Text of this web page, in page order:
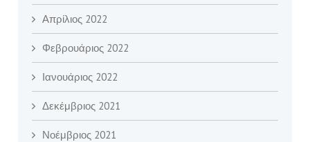
Απρίλιος 2022
Φεβρουάριος 2022
Ιανουάριος 2022
Δεκέμβριος 2021
Νοέμβριος 2021